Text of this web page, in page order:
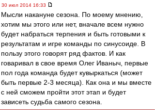
30 июл 2014 16:33
Мысли накануне сезона. По моему мнению,
хотим мы этого или нет, вначале всем нужно
будет набраться терпения и быть готовыми к
результатам и игре команды по синусоиде. В
пользу этого говорят ряд фактов. И как
говаривал в свое время Олег Иваныч, первые
пол года команда будет кувыркаться (может
быть первые 2-3 месяца). Как она и мы вместе
с ней сможем пройти этот этап и будет
зависеть судьба самого сезона.